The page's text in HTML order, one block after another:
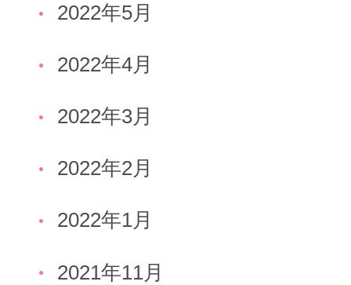
2022年5月
2022年4月
2022年3月
2022年2月
2022年1月
2021年11月